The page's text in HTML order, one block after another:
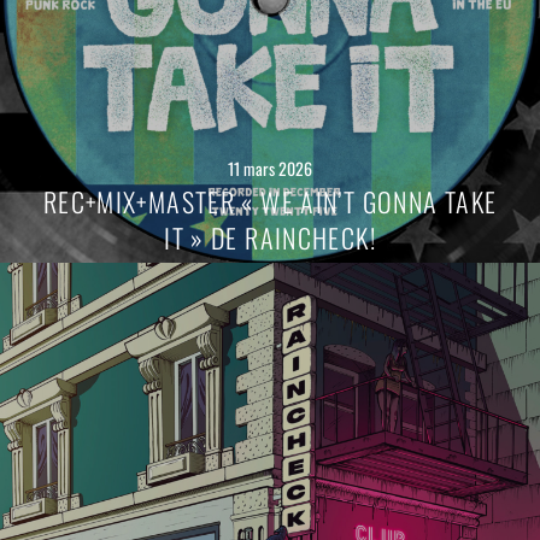
11 mars 2026
REC+MIX+MASTER « WE AIN’T GONNA TAKE
IT » DE RAINCHECK!
Lire
suite
→